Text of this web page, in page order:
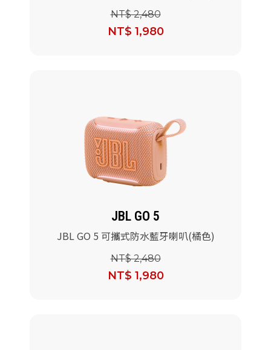
NT$ 2,480
NT$ 1,980
JBL GO 5
JBL GO 5 可攜式防水藍牙喇叭(橘色)
NT$ 2,480
NT$ 1,980